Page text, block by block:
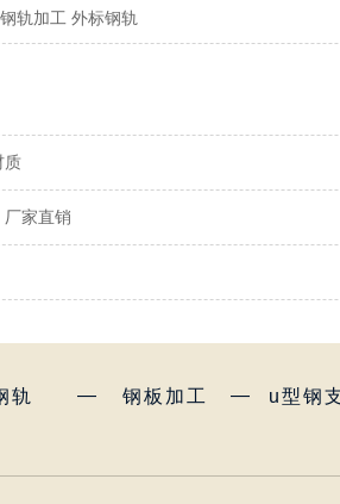
钢轨加工 外标钢轨
质
家直销
轨 — 钢板加工 — u型钢